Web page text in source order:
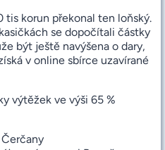
korun překonal ten loňský.
se dopočítali částky
být ještě navýšena o dary,
v online sbírce uzavírané
výtěžek ve výši 65 %